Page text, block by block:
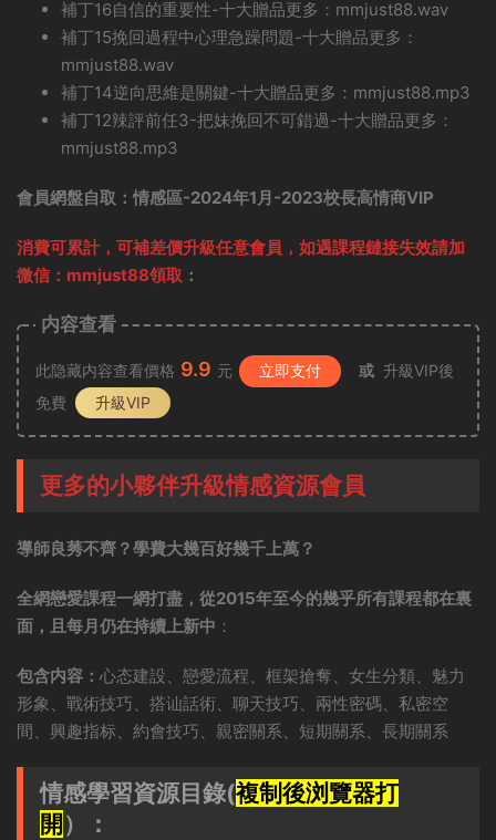
補丁16自信的重要性-十大贈品更多：mmjust88.wav
補丁15挽回過程中心理急躁問題-十大贈品更多：
mmjust88.wav
補丁14逆向思維是關鍵-十大贈品更多：mmjust88.mp3
補丁12辣評前任3-把妹挽回不可錯過-十大贈品更多：
mmjust88.mp3
會員網盤自取：情感區-2024年1月-2023校長高情商VIP
消費可累計，可補差價升級任意會員， 如遇課程鏈接失效請加
微信：mmjust88領取 ：
内容查看
此隐藏内容查看價格 9.9 元 立即支付 或 升級VIP後
免費
升級VIP
更多的小夥伴升級情感資源會員
導師良莠不齊？學費大幾百好幾千上萬？
全網戀愛課程一網打盡，從2015年至今的幾乎所有課程都在裏
面，且每月仍在持續上新中 ：
包含内容： 心态建設、戀愛流程、框架搶奪、女生分類、魅力
形象、戰術技巧、搭讪話術、聊天技巧、兩性密碼、私密空
間、興趣指标、約會技巧、親密關系、短期關系、長期關系
情感學習資源目錄(複制後浏覽器打
開 ）：